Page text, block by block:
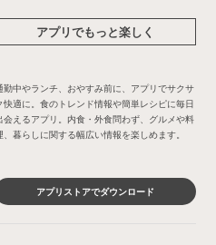
アプリでもっと楽しく
勤中やランチ、おやすみ前に、アプリでサクサ
快適に。食のトレンド情報や簡単レシピに毎日
会えるアプリ。内食・外食問わず、グルメや料
、暮らしに関する幅広い情報を楽しめます。
アプリストアでダウンロード